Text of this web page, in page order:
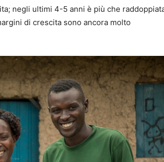
negli ultimi 4-5 anni è più che
di crescita sono ancora molto